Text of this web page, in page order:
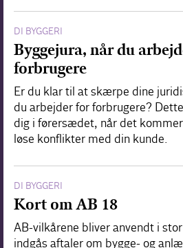
DI BYGGERI
Byggejura, når du
forbrugere
Er du klar til at skærpe dine
du arbejder for forbrugere?
dig i førersædet, når det
løse konflikter med din kunde.
DI BYGGERI
Kort om AB 18
AB-vilkårene bliver anvendt i
indgås aftaler om bygge- og